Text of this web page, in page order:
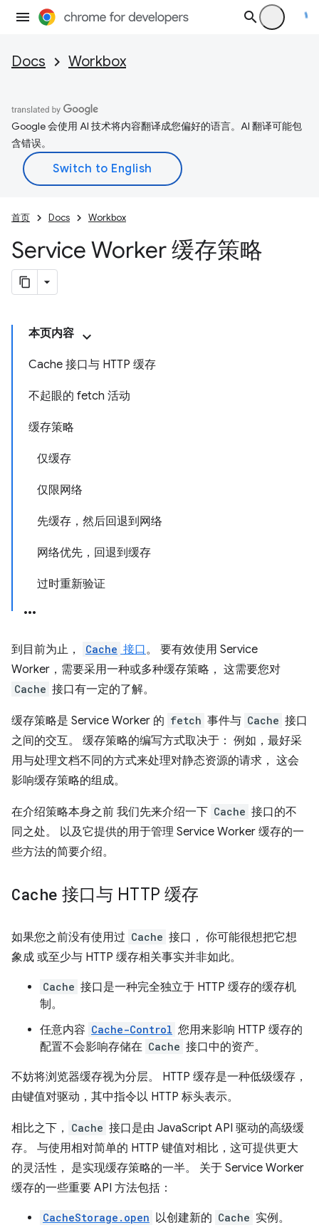
Docs Workbox
Google 会使用 AI 技术将内容翻译成您偏好的语言。AI 翻译可能包
含错误。
首页 Docs Workbox
Service Worker 缓存策略
本页内容
Cache 接口与 HTTP 缓存
不起眼的 fetch 活动
缓存策略
仅缓存
仅限网络
先缓存，然后回退到网络
网络优先，回退到缓存
过时重新验证
到目前为止， Cache 接口。 要有效使用 Service
Worker，需要采用一种或多种缓存策略， 这需要您对
Cache 接口有一定的了解。
缓存策略是 Service Worker 的 fetch 事件与 Cache 接口
之间的交互。 缓存策略的编写方式取决于： 例如，最好采
用与处理文档不同的方式来处理对静态资源的请求， 这会
影响缓存策略的组成。
在介绍策略本身之前 我们先来介绍一下 Cache 接口的不
同之处。 以及它提供的用于管理 Service Worker 缓存的一
些方法的简要介绍。
Cache 接口与 HTTP 缓存
如果您之前没有使用过 Cache 接口， 你可能很想把它想
象成 或至少与 HTTP 缓存相关事实并非如此。
Cache 接口是一种完全独立于 HTTP 缓存的缓存机
制。
任意内容 Cache-Control 您用来影响 HTTP 缓存的
配置不会影响存储在 Cache 接口中的资产。
不妨将浏览器缓存视为分层。 HTTP 缓存是一种低级缓存，
由键值对驱动，其中指令以 HTTP 标头表示。
相比之下， Cache 接口是由 JavaScript API 驱动的高级缓
存。 与使用相对简单的 HTTP 键值对相比，这可提供更大
的灵活性， 是实现缓存策略的一半。 关于 Service Worker
缓存的一些重要 API 方法包括：
CacheStorage.open 以创建新的 Cache 实例。